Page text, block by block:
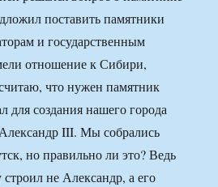
поставить памятники
и государственным
отношение к Сибири,
что нужен памятник
создания нашего города
III. Мы собрались
но правильно ли это? Ведь
не Александр, а его